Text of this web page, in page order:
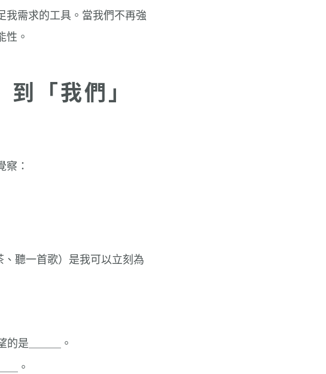
我需求的工具。當我們不再強
性。
「我們」
察：
聽一首歌）是我可以立刻為
的是＿＿＿。
＿。